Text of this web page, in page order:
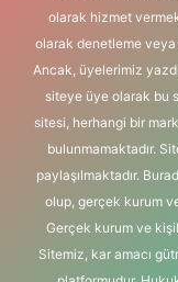
olarak hizmet
olarak denetleme veya
Ancak, üyelerimiz
siteye üye olarak bu
sitesi, herhangi bir
bulunmamaktadır.
paylaşılmaktadır.
olup, gerçek kurum
Gerçek kurum ve
Sitemiz, kar amacı